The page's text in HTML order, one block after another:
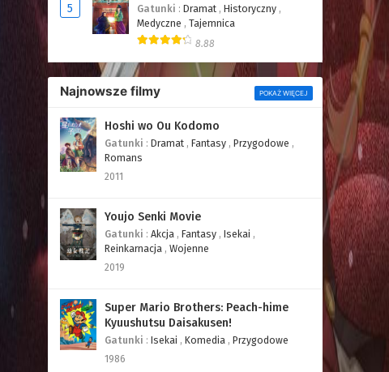
5 Gatunki : Dramat , Historyczny ,
Medyczne , Tajemnica
8.88
Najnowsze filmy POKAŻ WIĘCEJ
Hoshi wo Ou Kodomo
Gatunki : Dramat , Fantasy , Przygodowe ,
Romans
2011
Youjo Senki Movie
Gatunki : Akcja , Fantasy , Isekai ,
Reinkarnacja , Wojenne
2019
Super Mario Brothers: Peach-hime
Kyuushutsu Daisakusen!
Gatunki : Isekai , Komedia , Przygodowe
1986